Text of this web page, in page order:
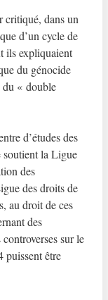
critiqué, dans un
d’un cycle de
ils expliquaient
du génocide
du « double
d’études des
soutient la Ligue
des
des droits de
au droit de ces
des
sur le
puissent être